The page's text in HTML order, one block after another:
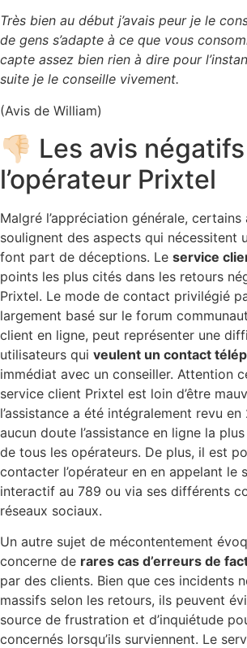
Très bien au début j’avais peur je le
de gens s’adapte à ce que vous
capte assez bien rien à dire pour
suite je le conseille vivement.
(Avis de William)
👎🏻 Les avis
l’opérateur Prixtel
Malgré l’appréciation générale,
soulignent des aspects qui nécessitent
font part de déceptions. Le service
points les plus cités dans les retours
Prixtel. Le mode de contact privilégié
largement basé sur le forum
client en ligne, peut représenter une
utilisateurs qui veulent un contact
immédiat avec un conseiller. Attention
service client Prixtel est loin d’être
l’assistance a été intégralement revu
aucun doute l’assistance en ligne la
de tous les opérateurs. De plus, il est
contacter l’opérateur en en appelant le
interactif au 789 ou via ses différents
réseaux sociaux.
Un autre sujet de mécontentement
concerne de rares cas d’erreurs de
par des clients. Bien que ces incidents
massifs selon les retours, ils peuvent
source de frustration et d’inquiétude
concernés lorsqu’ils surviennent. Le